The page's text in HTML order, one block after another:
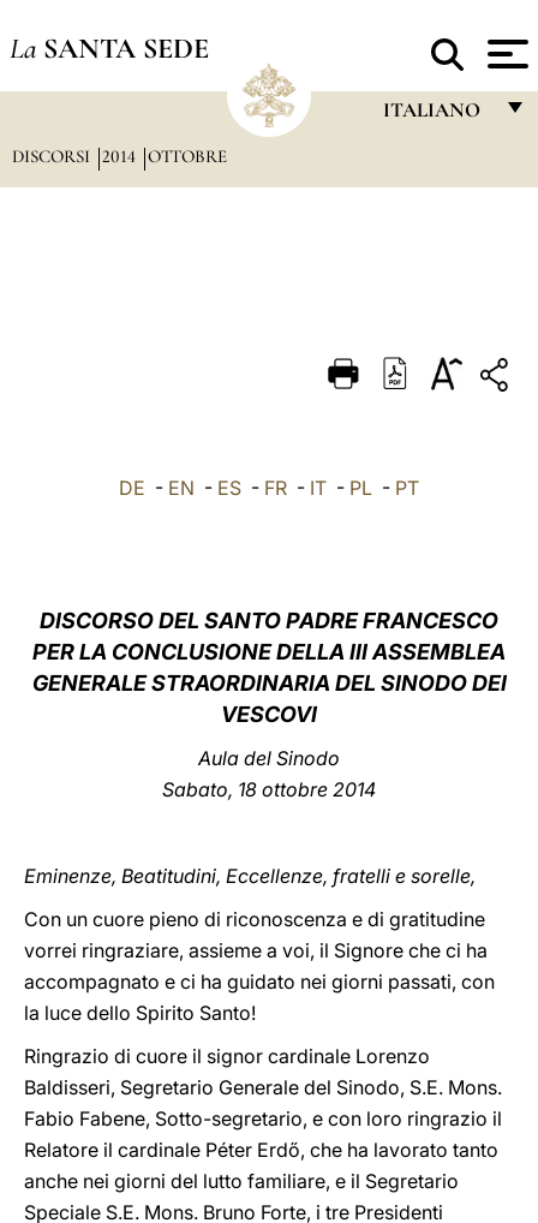
La SANTA SEDE
ITALIANO
DEUTSCH
العربيّة
DISCORSI 2014 OTTOBRE
DE - EN - ES - FR - IT - PL - PT
DISCORSO DEL SANTO PADRE FRANCESCO
PER LA CONCLUSIONE DELLA III ASSEMBLEA
GENERALE STRAORDINARIA DEL SINODO DEI
VESCOVI
Aula del Sinodo
Sabato, 18 ottobre 2014
Eminenze, Beatitudini, Eccellenze, fratelli e sorelle,
Con un cuore pieno di riconoscenza e di gratitudine
vorrei ringraziare, assieme a voi, il Signore che ci ha
accompagnato e ci ha guidato nei giorni passati, con
la luce dello Spirito Santo!
Ringrazio di cuore il signor cardinale Lorenzo
Baldisseri, Segretario Generale del Sinodo, S.E. Mons.
Fabio Fabene, Sotto-segretario, e con loro ringrazio il
Relatore il cardinale Péter Erdő, che ha lavorato tanto
anche nei giorni del lutto familiare, e il Segretario
Speciale S.E. Mons. Bruno Forte, i tre Presidenti